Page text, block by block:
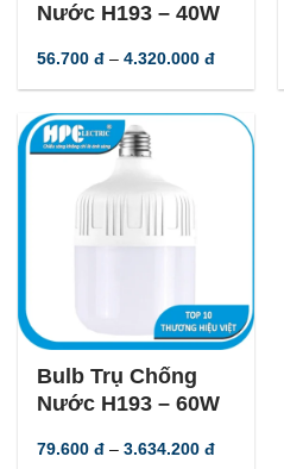
Nước H193 – 40W
56.700đ – 4.320.000đKhoảng
từ
đến
-56%
Bulb Trụ Chống
Nước H193 – 60W
79.600đ – 3.634.200đKhoảng